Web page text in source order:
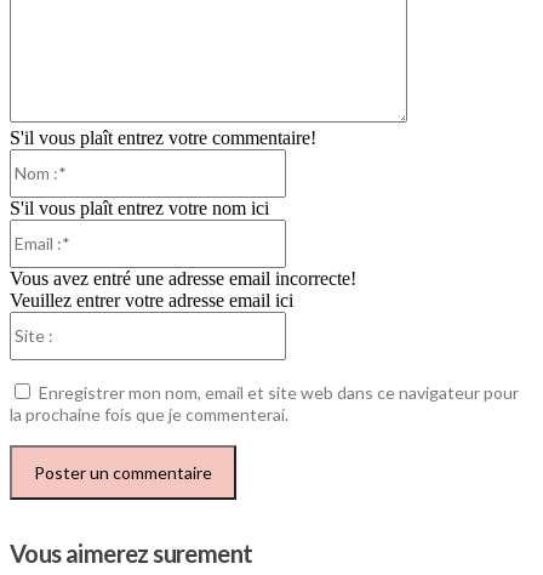
S'il vous plaît entrez votre commentaire!
S'il vous plaît entrez votre nom ici
Vous avez entré une adresse email incorrecte!
Veuillez entrer votre adresse email ici
Enregistrer mon nom, email et site web dans ce navigateur pour
la prochaine fois que je commenterai.
Vous aimerez surement